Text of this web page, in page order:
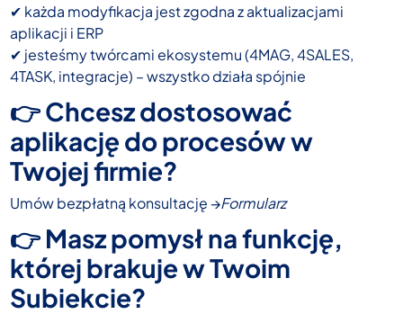
✔ każda modyfikacja jest zgodna z aktualizacjami
aplikacji i ERP
✔ jesteśmy twórcami ekosystemu (4MAG, 4SALES,
4TASK, integracje) – wszystko działa spójnie
👉 Chcesz dostosować
aplikację do procesów w
Twojej firmie?
Umów bezpłatną konsultację →Formularz
👉 Masz pomysł na funkcję,
której brakuje w Twoim
Subiekcie?